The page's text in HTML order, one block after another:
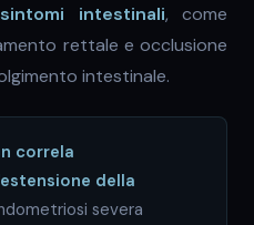
sintomi intestinali, come
rettale e occlusione
intestinale.
correla
della
severa